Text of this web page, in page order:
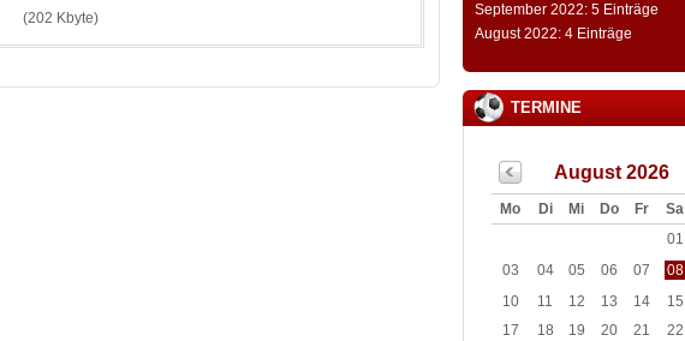
(202 Kbyte)
September 2022: 5 Einträge
August 2022: 4 Einträge
TERMINE
August 2026
Mo Di Mi Do Fr Sa
01
03
04 05 06 07 08
10
11 12 13 14 15
17
18 19 20 21 22